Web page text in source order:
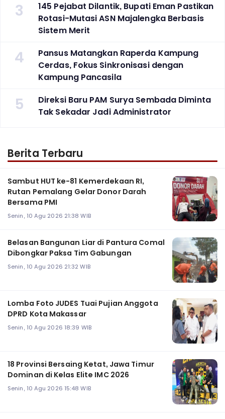
3
145 Pejabat Dilantik, Bupati Eman Pastikan
Rotasi-Mutasi ASN Majalengka Berbasis
Sistem Merit
4
Pansus Matangkan Raperda Kampung
Cerdas, Fokus Sinkronisasi dengan
Kampung Pancasila
5
Direksi Baru PAM Surya Sembada Diminta
Tak Sekadar Jadi Administrator
Berita Terbaru
Sambut HUT ke-81 Kemerdekaan RI,
Rutan Pemalang Gelar Donor Darah
Bersama PMI
Senin, 10 Agu 2026 21:38 WIB
Belasan Bangunan Liar di Pantura Comal
Dibongkar Paksa Tim Gabungan
Senin, 10 Agu 2026 21:32 WIB
Lomba Foto JUDES Tuai Pujian Anggota
DPRD Kota Makassar
Senin, 10 Agu 2026 18:39 WIB
18 Provinsi Bersaing Ketat, Jawa Timur
Dominan di Kelas Elite IMC 2026
Senin, 10 Agu 2026 15:48 WIB